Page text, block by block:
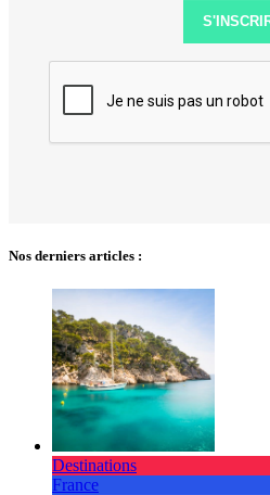
Nos derniers articles :
Destinations
France